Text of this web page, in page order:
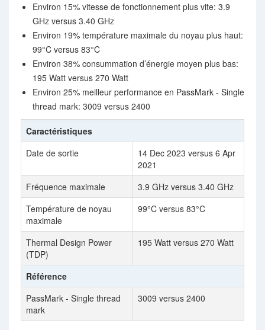
Environ 15% vitesse de fonctionnement plus vite: 3.9
GHz versus 3.40 GHz
Environ 19% température maximale du noyau plus haut:
99°C versus 83°C
Environ 38% consummation d’énergie moyen plus bas:
195 Watt versus 270 Watt
Environ 25% meilleur performance en PassMark - Single
thread mark: 3009 versus 2400
Caractéristiques
Date de sortie
14 Dec 2023 versus 6 Apr
2021
Fréquence maximale
3.9 GHz versus 3.40 GHz
Température de noyau
maximale
99°C versus 83°C
Thermal Design Power
(TDP)
195 Watt versus 270 Watt
Référence
PassMark - Single thread
mark
3009 versus 2400